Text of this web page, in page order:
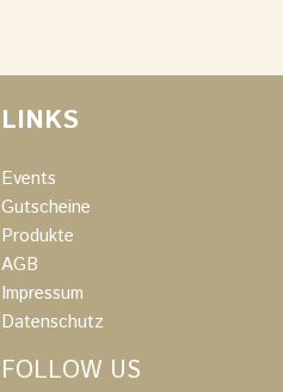
LINKS
Events
Gutscheine
Produkte
AGB
Impressum
Datenschutz
FOLLOW US